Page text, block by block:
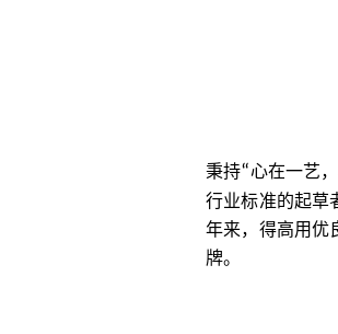
秉持“心在一艺
行业标准的起草
年来，得高用优
牌。